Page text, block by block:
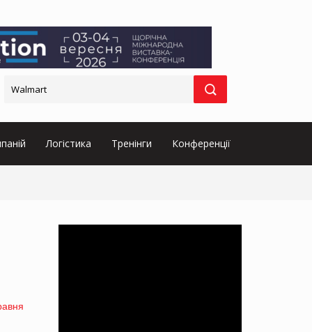
Логістика Тренінги Конференції